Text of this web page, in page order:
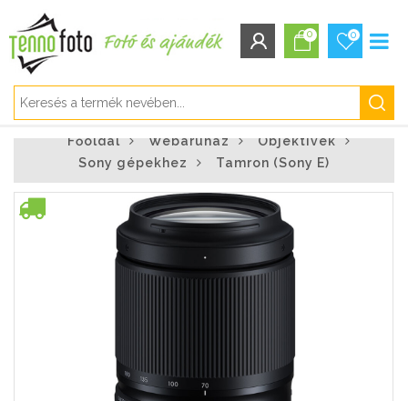
Bejelentkezés
Regisztráció
Elfelejtett jelszó
0 0
Főoldal Webáruház
Objektívek
Sony gépekhez
Tamron (Sony E)